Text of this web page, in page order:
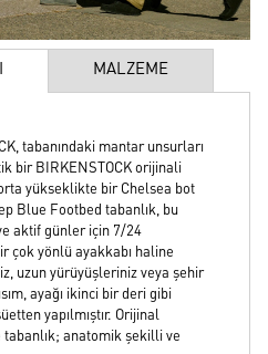
MALZEME
tabanındaki mantar unsurları
bir BIRKENSTOCK orijinali
yükseklikte bir Chelsea bot
Blue Footbed tabanlık, bu
aktif günler için 7/24
çok yönlü ayakkabı haline
uzun yürüyüşleriniz veya şehir
ayağı ikinci bir deri gibi
yapılmıştır. Orijinal
tabanlık; anatomik şekilli ve